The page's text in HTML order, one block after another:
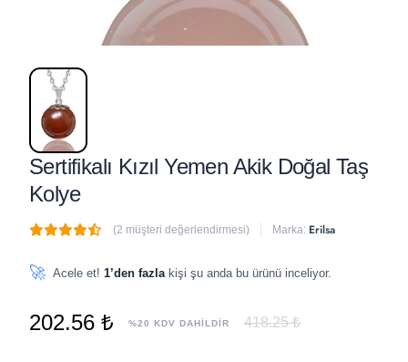
Sertifikalı Kızıl Yemen Akik Doğal Taş
Kolye
(2 müşteri değerlendirmesi) Marka: Erilsa
🚀 Acele et! 1’den fazla kişi şu anda bu ürünü inceliyor.
202.56 ₺ %20 KDV DAHİLDİR 418.25 ₺